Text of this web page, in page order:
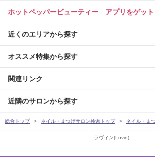
ラヴィン(Lovin)
ホットペッパービューティー アプリをゲット
近くのエリアから探す
オススメ特集から探す
関連リンク
近隣のサロンから探す
総合トップ ネイル・まつげサロン検索トップ ネイル・ま